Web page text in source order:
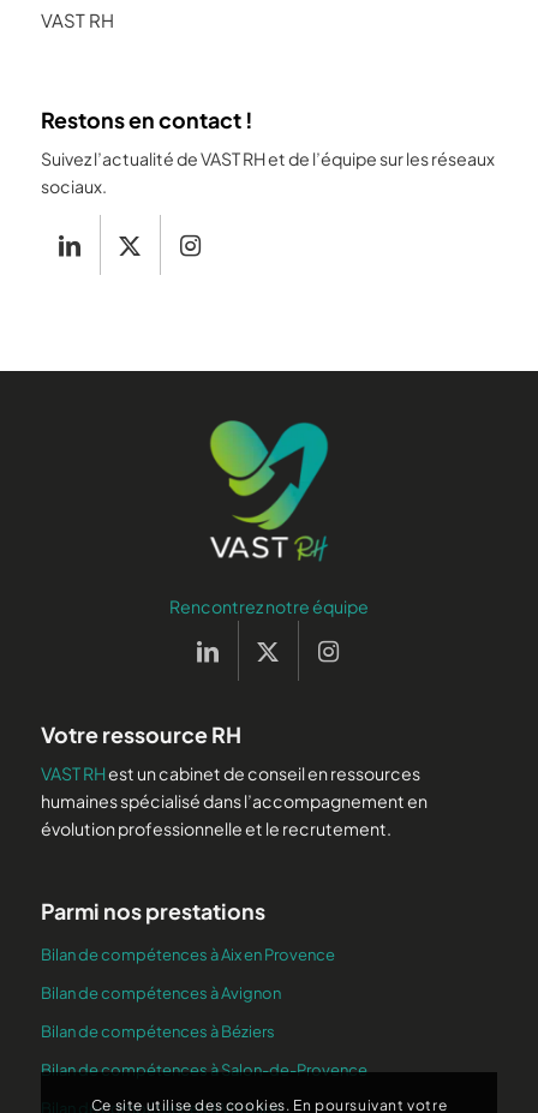
VAST RH
Restons en contact !
Suivez l’actualité de VAST RH et de l’équipe sur les réseaux
sociaux.
Rencontrez notre équipe
Votre ressource RH
VAST RHest un cabinet de conseil en ressources
humaines spécialisé dans l’accompagnement en
évolution professionnelle et le recrutement.
Parmi nos prestations
Bilan de compétences à Aix en Provence
Bilan de compétences à Avignon
Bilan de compétences à Béziers
Bilan de compétences à Salon-de-Provence
Bilan de compétences à Vitrolles
Ce site utilise des cookies. En poursuivant votre